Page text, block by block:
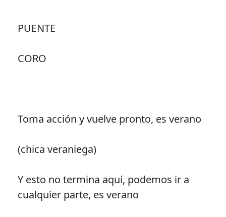
PUENTE
CORO
Toma acción y vuelve pronto, es verano
(chica veraniega)
Y esto no termina aquí, podemos ir a
cualquier parte, es verano